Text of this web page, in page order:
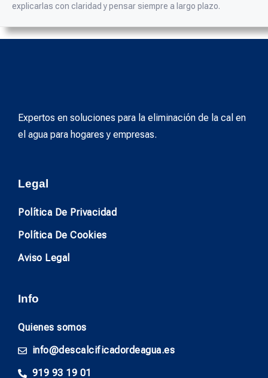
explicarlas con claridad y pensar siempre a largo plazo.
Expertos en soluciones para la eliminación de la cal en
el agua para hogares y empresas.
Legal
Política De Privacidad
Política De Cookies
Aviso Legal
Info
Quienes somos
info@descalcificadordeagua.es
919 93 19 01